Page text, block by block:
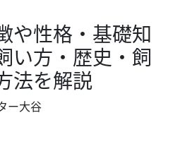
や性格・基礎知
い方・歴史・飼
法を解説
ー大谷